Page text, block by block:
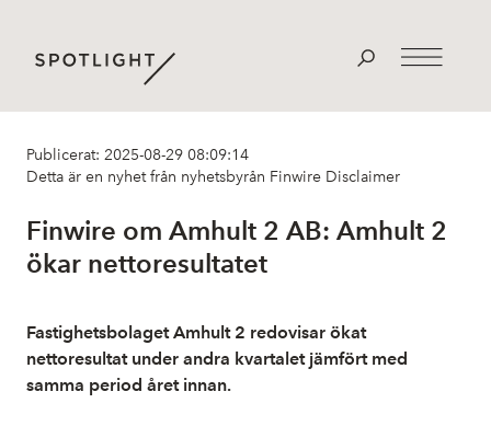
Publicerat: 2025-08-29 08:09:14
Detta är en nyhet från nyhetsbyrån Finwire Disclaimer
Finwire om Amhult 2 AB: Amhult 2
ökar nettoresultatet
Fastighetsbolaget Amhult 2 redovisar ökat
nettoresultat under andra kvartalet jämfört med
samma period året innan.